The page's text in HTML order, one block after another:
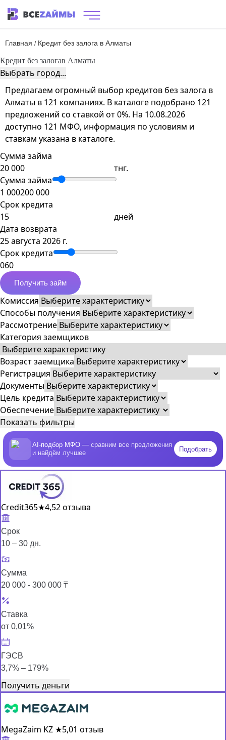
Главная / Кредит без залога в Алматы
Кредит без залогав Алматы
Выбрать город...
Предлагаем огромный выбор кредитов без залога в
Алматы в 121 компаниях. В каталоге подобрано 121
предложений со ставкой от 0%. На 10.08.2026
доступно 121 МФО, информация по условиям и
ставкам указана в каталоге.
Сумма займа
тнг.
Сумма займа
1 000200 000
Срок кредита
дней
Дата возврата
25 августа 2026 г.
Срок кредита
060
Получить займ
Комиссия
Способы получения
Рассмотрение
Категория заемщиков
Возраст заемщика
Регистрация
Документы
Цель кредита
Обеспечение
Показать фильтры
AI-подбор МФО — сравним все предложения
и найдём лучшее
Подобрать
Credit365★4,52 отзыва
Срок
10 – 30 дн.
Сумма
20 000 - 300 000 ₸
Ставка
от 0,01%
ГЭСВ
3,7% – 179%
Получить деньги
MegaZaim KZ ★5,01 отзыв